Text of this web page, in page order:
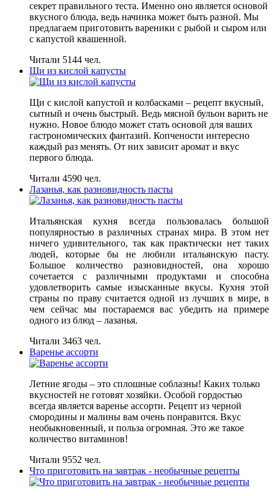
секрет правильного теста. Именно оно является основой
вкусного блюда, ведь начинка может быть разной. Мы
предлагаем приготовить вареники с рыбой и сыром или
с капустой квашенной.
Читали 5144 чел.
Щи из кислой капусты
Щи с кислой капустой и колбасками – рецепт вкусный,
сытный и очень быстрый. Ведь мясной бульон варить не
нужно. Новое блюдо может стать основой для ваших
гастрономических фантазий. Копчености интересно
каждый раз менять. От них зависит аромат и вкус
первого блюда.
Читали 4590 чел.
Лазанья, как разновидность пасты
Итальянская кухня всегда пользовалась большой
популярностью в различных странах мира. В этом нет
ничего удивительного, так как практически нет таких
людей, которые бы не любили итальянскую пасту.
Большое количество разновидностей, она хорошо
сочетается с различными продуктами и способна
удовлетворить самые изысканные вкусы. Кухня этой
страны по праву считается одной из лучших в мире, в
чем сейчас мы постараемся вас убедить на примере
одного из блюд – лазанья.
Читали 3463 чел.
Варенье ассорти
Летние ягоды – это сплошные соблазны! Каких только
вкусностей не готовят хозяйки. Особой гордостью
всегда является варенье ассорти. Рецепт из черной
смородины и малины вам очень понравится. Вкус
необыкновенный, и польза огромная. Это же такое
количество витаминов!
Читали 9552 чел.
Что приготовить на завтрак - необычные рецепты